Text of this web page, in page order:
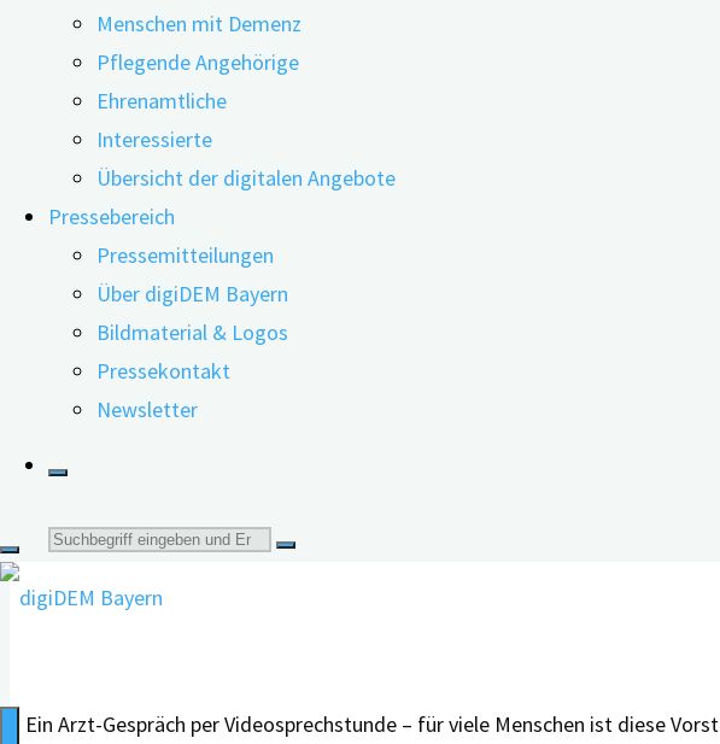
Menschen mit Demenz
Pflegende Angehörige
Ehrenamtliche
Interessierte
Übersicht der digitalen Angebote
Pressebereich
Pressemitteilungen
Über digiDEM Bayern
Bildmaterial & Logos
Pressekontakt
Newsletter
Suche
nach:
durch das neue Digitale Versorgung-Gesetz gestärkt. Zwei US-
Jamie L.Adams und Kolleg*innen der …
weiterlesen"Vorteile
der
Telemedizin
bei
Demenz"
Demenz-Diagnose per Videosprechstunde?
16.03.202017.03.2020
Ein Arzt-Gespräch per Videosprechstunde – für viele Menschen ist diese